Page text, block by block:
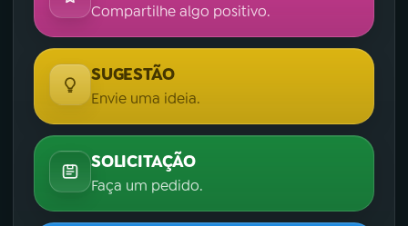
Compartilhe algo positivo.
SUGESTÃO
Envie uma ideia.
SOLICITAÇÃO
Faça um pedido.